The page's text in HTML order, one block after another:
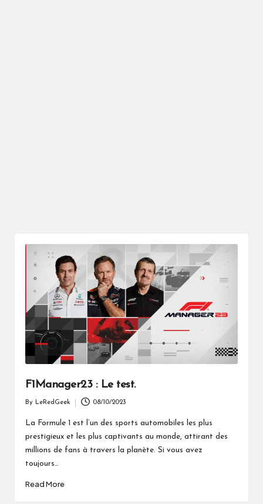
F1Manager23 : Le test.
by
By LeRedGeek 08/10/2023
La Formule 1 est l’un des sports automobiles les plus
prestigieux et les plus captivants au monde, attirant des
millions de fans à travers la planète. Si vous avez
toujours…
Read More